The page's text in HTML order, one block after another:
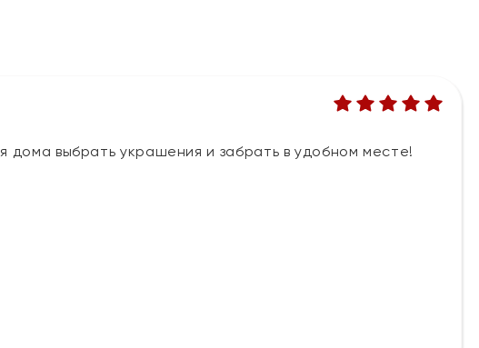
дома выбрать украшения и забрать в удобном месте!